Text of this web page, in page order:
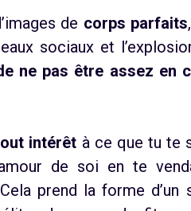
de corps parfaits
sociaux et
ne pas être assez en
intérêt à ce que tu te
de soi en te
prend la forme d’un